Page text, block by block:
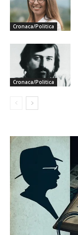
Cronaca/Politica
Cronaca/Politica